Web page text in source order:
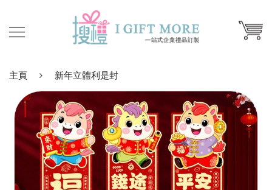
主頁 新年立體利是封